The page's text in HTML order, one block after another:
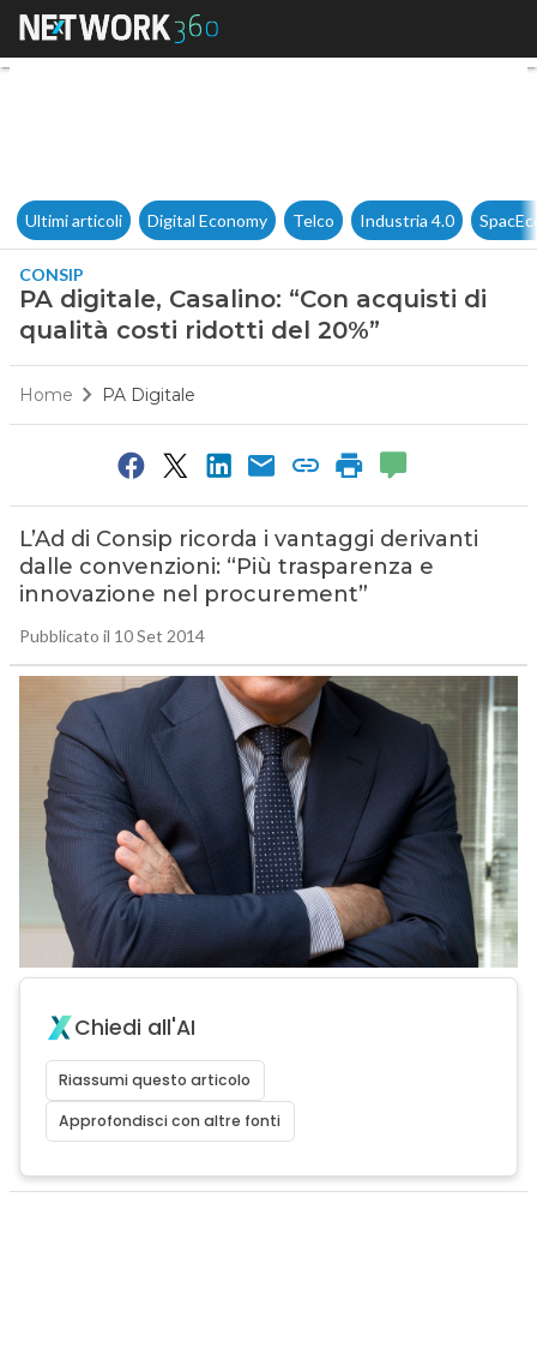
PA digitale, Casalino: “Con
Ultimi articoli Digital Economy Telco Industria 4.0
CONSIP
PA digitale, Casalino: “Con acquisti di
qualità costi ridotti del 20%”
Home PA Digitale
L’Ad di Consip ricorda i vantaggi derivanti
dalle convenzioni: “Più trasparenza e
innovazione nel procurement”
Pubblicato il 10 Set 2014
Chiedi all'AI
Riassumi questo articolo
Approfondisci con altre fonti